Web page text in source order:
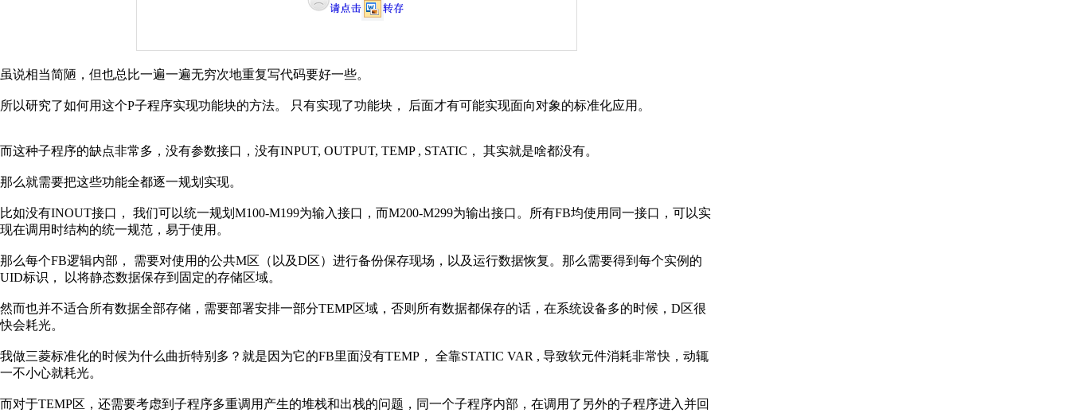
虽说相当简陋，但也总比一遍一遍无穷次地重复写代码要好一些。
所以研究了如何用这个P子程序实现功能块的方法。 只有实现了功能块， 后面才有可能实现面向对象的标准化应用。
而这种子程序的缺点非常多，没有参数接口，没有INPUT, OUTPUT, TEMP , STATIC ， 其实就是啥都没有。
那么就需要把这些功能全都逐一规划实现。
比如没有INOUT接口， 我们可以统一规划 M100-M199为输入接口，而M200-M299为输出接口。所有FB均使用同一接口，可以实
现在调用时结构的统一规范，易于使用。
那么每个FB逻辑内部， 需要对使用的公共M区（以及D区）进行备份保存现场，以及运行数据恢复。那么需要得到每个实例的
UID标识， 以将静态数据保存到固定的存储区域。
然而也并不适合所有数据全部存储，需要部署安排一部分TEMP区域，否则所有数据都保存的话，在系统设备多的时候， D区很
快会耗光。
我做三菱标准化的时候为什么曲折特别多？就是因为它的FB里面没有TEMP ， 全靠STATIC VAR , 导致软元件消耗非常快，动辄
一不小心就耗光。
而对于TEMP区，还需要考虑到子程序多重调用产生的堆栈和出栈的问题，同一个子程序内部，在调用了另外的子程序进入并回